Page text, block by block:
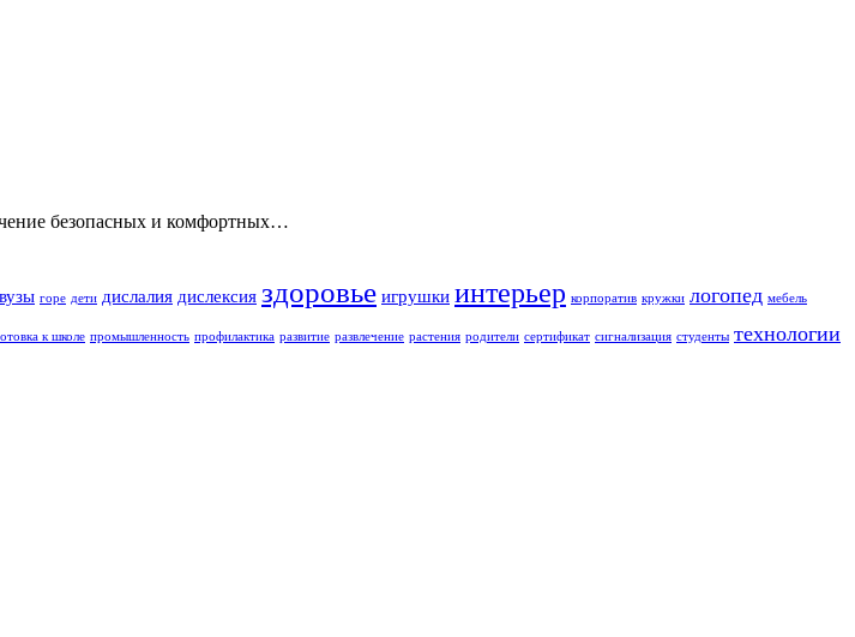
безопасных и комфортных…
вузы горе дети дислалия дислексия здоровье игрушки интерьер корпоратив кружки логопед мебель
к школе промышленность профилактика развитие развлечение растения родители сертификат сигнализация студенты технологии